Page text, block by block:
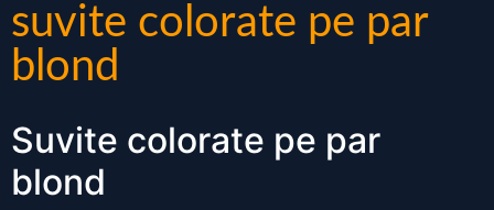
suvite colorate pe par
blond
Suvite colorate pe par
blond